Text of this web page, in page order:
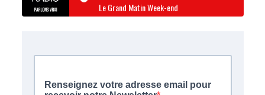
Le Grand Matin Week-end